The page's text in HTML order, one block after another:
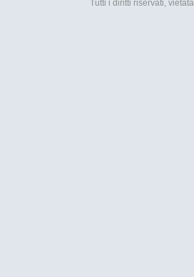
Tutti i diritti riservati,